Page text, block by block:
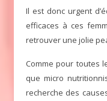
Il est donc urgent
efficaces à ces
retrouver une jolie
Comme pour toutes
que micro
recherche des